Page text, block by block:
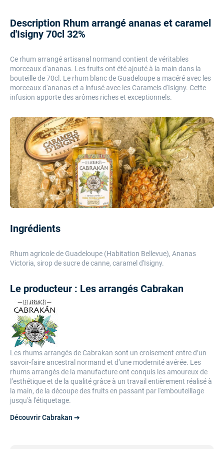
Description Rhum arrangé ananas et caramel
d'Isigny 70cl 32%
Ce rhum arrangé artisanal normand contient de véritables
morceaux d'ananas. Les fruits ont été ajouté à la main dans la
bouteille de 70cl. Le rhum blanc de Guadeloupe a macéré avec les
morceaux d'ananas et a infusé avec les Caramels d'Isigny. Cette
infusion apporte des arômes riches et exceptionnels.
Ingrédients
Rhum agricole de Guadeloupe (Habitation Bellevue), Ananas
Victoria, sirop de sucre de canne, caramel d'Isigny.
Le producteur : Les arrangés Cabrakan
Les rhums arrangés de Cabrakan sont un croisement entre d’un
savoir-faire ancestral normand et d’une modernité avérée. Les
rhums arrangés de la manufacture ont conquis les amoureux de
l’esthétique et de la qualité grâce à un travail entièrement réalisé à
la main, de la découpe des fruits en passant par l'embouteillage
jusqu'à l'étiquetage.
Découvrir Cabrakan ➔